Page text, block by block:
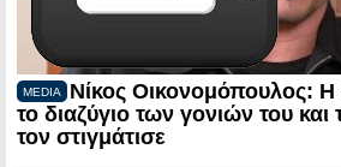
MEDIA
Νίκος Οικονομόπουλος:
το διαζύγιο των γονιών του
τον στιγμάτισε